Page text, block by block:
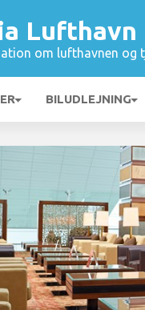
Lufthavn
om lufthavnen og
BILUDLEJNING